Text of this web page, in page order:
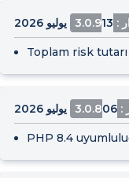
13 يوليو 2026
Toplam risk
06 يوليو 2026
PHP 8.4